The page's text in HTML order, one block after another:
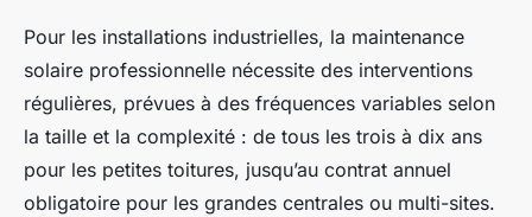
Pour les installations industrielles, la maintenance
solaire professionnelle nécessite des interventions
régulières, prévues à des fréquences variables selon
la taille et la complexité : de tous les trois à dix ans
pour les petites toitures, jusqu’au contrat annuel
obligatoire pour les grandes centrales ou multi-sites.